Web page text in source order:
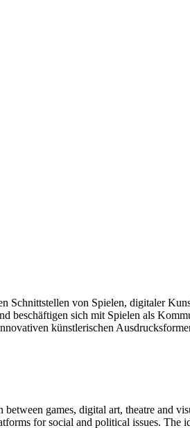
Schnittstellen von Spielen, digitaler
beschäftigen sich mit Spielen als
künstlerischen
games, digital art, theatre and
for social and political issues.